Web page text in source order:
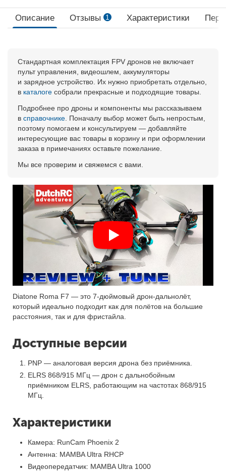
Описание Отзывы 1 Характеристики
Стандартная комплектация FPV дронов не включает
пульт управления, видеошлем, аккумуляторы
и зарядное устройство. Их нужно приобретать отдельно,
в каталоге собрали прекрасные и подходящие товары.
Подробнее про дроны и компоненты мы рассказываем
в справочнике . Поначалу выбор может быть непростым,
поэтому помогаем и консультируем — добавляйте
интересующие вас товары в корзину и при оформлении
заказа в примечаниях оставьте пожелание.
Мы все проверим и свяжемся с вами.
Diatone Roma F7 — это 7-дюймовый дрон-дальнолёт,
который идеально подходит как для полётов на большие
расстояния, так и для фристайла.
Доступные версии
PNP — аналоговая версия дрона без приёмника.
ELRS 868/915 МГц — дрон с дальнобойным
приёмником ELRS, работающим на частотах 868/915
МГц.
Характеристики
Камера: RunCam Phoenix 2
Антенна: MAMBA Ultra RHCP
Видеопередатчик: MAMBA Ultra 1000